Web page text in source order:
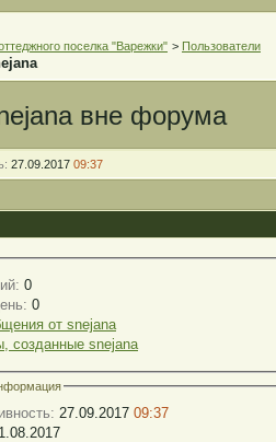
поселка "Варежки" > Пользователи
27.09.2017 09:37
0
0
от snejana
созданные snejana
27.09.2017 09:37